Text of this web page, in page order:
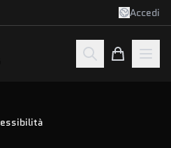
Accedi